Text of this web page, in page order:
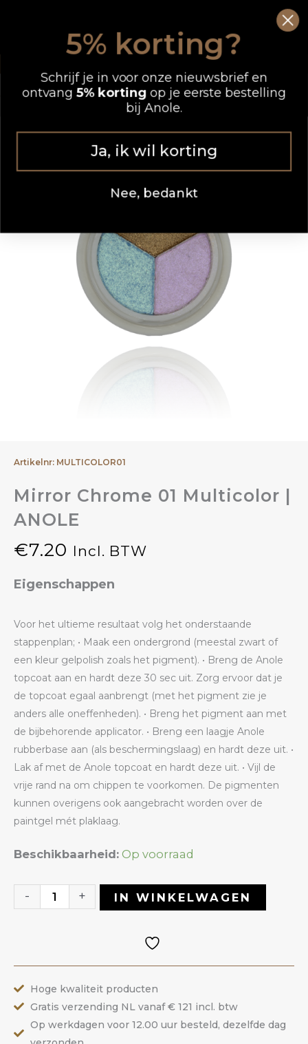
inhoud
Artikelnr: MULTICOLOR01
Mirror Chrome 01 Multicolor |
ANOLE
€7.20 Incl. BTW
Eigenschappen
Voor het ultieme resultaat volg het onderstaande
stappenplan; • Maak een ondergrond (meestal zwart of
een kleur gelpolish zoals het pigment). • Breng de Anole
topcoat aan en hardt deze 30 sec uit. Zorg ervoor dat je
de topcoat egaal aanbrengt (met het pigment zie je
anders alle oneffenheden). • Breng het pigment aan met
de bijbehorende applicator. • Breng een laagje Anole
rubberbase aan (als beschermingslaag) en hardt deze uit. •
Lak af met de Anole topcoat en hardt deze uit. • Vijl de
vrije rand na om chippen te voorkomen. De pigmenten
kunnen overigens ook aangebracht worden over de
paintgel mét plaklaag.
Beschikbaarheid: Op voorraad
-
Mirror
+ IN WINKELWAGEN
Hoge kwaliteit producten
Gratis verzending NL vanaf € 121 incl. btw
Op werkdagen voor 12.00 uur besteld, dezelfde dag
5% korting?
Schrijf je in voor onze nieuwsbrief en
ontvang5% korting op je eerste bestelling
bij Anole.
Ja, ik wil korting
Nee, bedankt